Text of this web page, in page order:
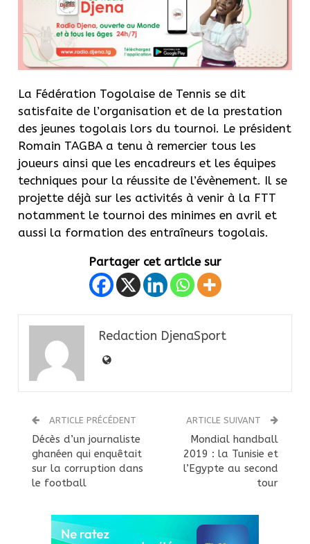
La Fédération Togolaise de Tennis se dit
satisfaite de l’organisation et de la prestation
des jeunes togolais lors du tournoi. Le président
Romain TAGBA a tenu à remercier tous les
joueurs ainsi que les encadreurs et les équipes
techniques pour la réussite de l’évènement. Il se
projette déjà sur les activités à venir à la FTT
notamment le tournoi des minimes en avril et
aussi la formation des entraîneurs togolais.
Partager cet article sur
Redaction DjenaSport
ARTICLE PRÉCÉDENT
Décès d’un journaliste
ghanéen qui enquêtait
sur la corruption dans
le football
ARTICLE SUIVANT
Mondial handball
2019 : la Tunisie et
l’Egypte au second
tour